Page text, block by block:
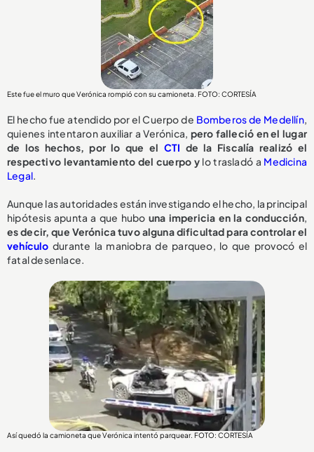
Este fue el muro que Verónica rompió con su camioneta. FOTO: CORTESÍA
El hecho fue atendido por el Cuerpo de Bomberos de Medellín,
quienes intentaron auxiliar a Verónica, pero falleció en el lugar
de los hechos, por lo que el CTI de la Fiscalía realizó el
respectivo levantamiento del cuerpo y lo trasladó a Medicina
Legal
Aunque las autoridades están investigando el hecho, la principal
hipótesis apunta a que hubo una impericia en la conducción,
es decir, que Verónica tuvo alguna dificultad para controlar el
vehículo durante la maniobra de parqueo, lo que provocó el
fatal desenlace.
Así quedó la camioneta que Verónica intentó parquear. FOTO: CORTESÍA